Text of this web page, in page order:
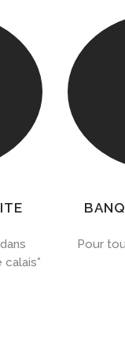
calais*
Pour